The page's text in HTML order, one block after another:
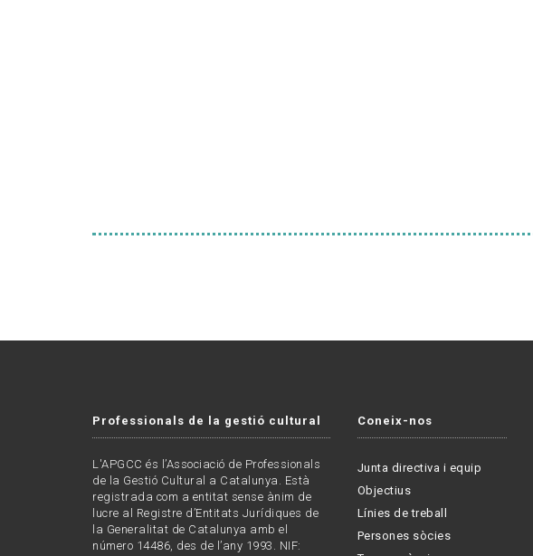
Professionals de la gestió cultural
L'APGCC és l’Associació de Professionals
de la Gestió Cultural a Catalunya. Està
registrada com a entitat sense ànim de
lucre al Registre d’Entitats Jurídiques de
la Generalitat de Catalunya amb el
número 14486, des de l’any 1993. NIF:
Coneix-nos
Junta directiva i equip
Objectius
Línies de treball
Persones sòcies